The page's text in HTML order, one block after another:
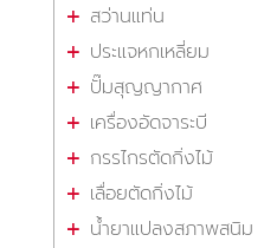
สว่านแท่น
ประแจหกเหลี่ยม
ปั๊มสุญญากาศ
เครื่องอัดจาระบี
กรรไกรตัดกิ่งไม้
เลื่อยตัดกิ่งไม้
น้ำยาแปลงสภาพสนิม